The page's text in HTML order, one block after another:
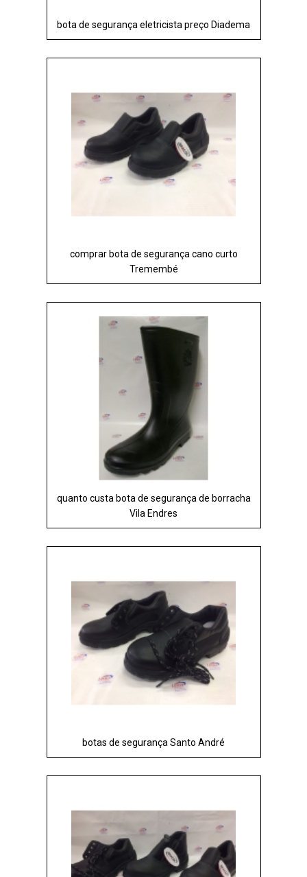
bota de segurança eletricista preço Diadema
comprar bota de segurança cano curto
Tremembé
quanto custa bota de segurança de borracha
Vila Endres
botas de segurança Santo André